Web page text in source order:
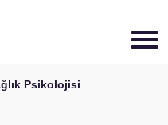
Psikolojisi